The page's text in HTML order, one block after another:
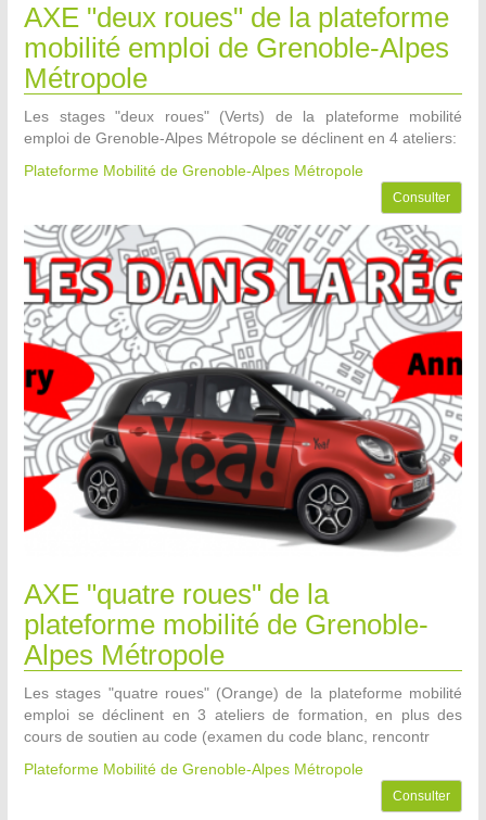
AXE "deux roues" de la plateforme
mobilité emploi de Grenoble-Alpes
Métropole
Les stages "deux roues" (Verts) de la plateforme mobilité
emploi de Grenoble-Alpes Métropole se déclinent en 4 ateliers:
Plateforme Mobilité de Grenoble-Alpes Métropole
Consulter
AXE "quatre roues" de la
plateforme mobilité de Grenoble-
Alpes Métropole
Les stages "quatre roues" (Orange) de la plateforme mobilité
emploi se déclinent en 3 ateliers de formation, en plus des
cours de soutien au code (examen du code blanc, rencontr
Plateforme Mobilité de Grenoble-Alpes Métropole
Consulter